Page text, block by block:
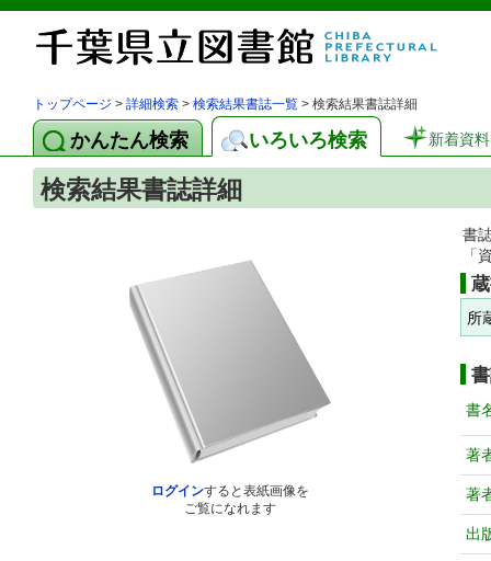
トップページ > 詳細検索 > 検索結果書誌一覧 > 検索結果書誌詳細
かんたん検索 いろいろ検索 新着資料
検索結果書誌詳細
ログインすると表紙画像を
ご覧になれます
書
「
所
書
著
著
出